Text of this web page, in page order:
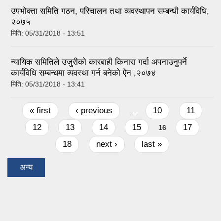
उपभोक्ता समिति गठन, परिचालन तथा व्यवस्थापन सम्बन्धी कार्यविधि,
२०७५
मिति: 05/31/2018 - 13:51
न्यायिक समितिले उजुरीको कारबाही किनारा गर्दा अपनाउनुपर्ने
कार्यविधि सम्बन्धमा व्यवस्था गर्न बनेको ऐन ,२०७४
मिति: 05/31/2018 - 13:41
Pages
« first ‹ previous 10
11
12
13 14 15 16
17
18
next › last »
अन्य